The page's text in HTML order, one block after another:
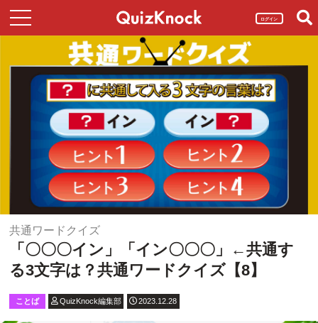
ログイン
共通ワードクイズ
「〇〇〇イン」「イン〇〇〇」←共通す
る3文字は？共通ワードクイズ【8】
ことば QuizKnock編集部 2023.12.28